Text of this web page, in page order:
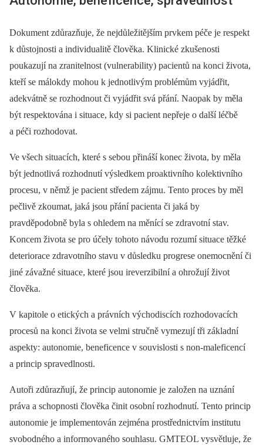
Dokument zdůrazňuje, že nejdůležitějším prvkem péče je respekt
k důstojnosti a individualitě člověka. Klinické zkušenosti
poukazují na zranitelnost (vulnerability) pacientů na konci života,
kteří se málokdy mohou k jednotlivým problémům vyjádřit,
adekvátně se rozhodnout či vyjádřit svá přání. Naopak by měla
být respektována i situace, kdy si pacient nepřeje o další léčbě
a péči rozhodovat.
Ve všech situacích, které s sebou přináší konec života, by měla
být jednotlivá rozhodnutí výsledkem proaktivního kolektivního
procesu, v němž je pacient středem zájmu. Tento proces by měl
pečlivě zkoumat, jaká jsou přání pacienta či jaká by
pravděpodobně byla s ohledem na měnící se zdravotní stav.
Koncem života se pro účely tohoto návodu rozumí situace těžké
deteriorace zdravotního stavu v důsledku progrese onemocnění či
jiné závažné situace, které jsou ireverzibilní a ohrožují život
člověka.
V kapitole o etických a právních východiscích rozhodovacích
procesů na konci života se velmi stručně vymezují tři základní
aspekty: autonomie, beneficence v souvislosti s non-maleficencí
a princip spravedlnosti.
Autoři zdůrazňují, že princip autonomie je založen na uznání
práva a schopnosti člověka činit osobní rozhodnutí. Tento princip
autonomie je implementován zejména prostřednictvím institutu
svobodného a informovaného souhlasu. GMTEOL vysvětluje, že